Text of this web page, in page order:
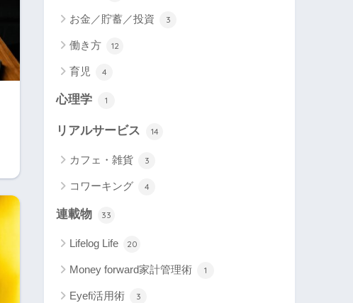
お金／貯蓄／投資 3
働き方 12
育児 4
心理学 1
リアルサービス 14
カフェ・雑貨 3
コワーキング 4
連載物 33
Lifelog Life 20
Money forward家計管理術 1
Eyefi活用術 3